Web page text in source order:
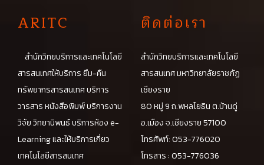
ARITC
สำนักวิทยบริการและเทคโนโลยี
สารสนเทศให้บริการ ยืม-คืน
ทรัพยากรสารสนเทศ บริการ
วารสาร หนังสือพิมพ์ บริการงาน
วิจัย วิทยานิพนธ์ บริการห้อง e-
Learning และให้บริการเกี่ยว
เทคโนโลยีสารสนเทศ
ติดต่อเรา
สำนักวิทยบริการและเทคโนโลยี
สารสนเทศ มหาวิทยาลัยราชภัฏ
เชียงราย
80 หมู่ 9 ถ.พหลโยธิน ต.บ้านดู่
อ.เมือง จ.เชียงราย 57100
โทรศัพท์: 053-776020
โทรสาร : 053-776036